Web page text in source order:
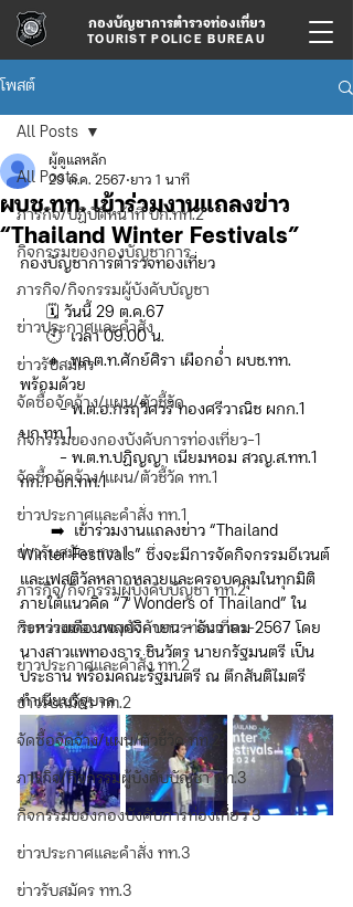
กองบัญชาการตำรวจท่องเที่ยว
TOURIST POLICE BUREAU
โพสต์
All Posts
ภารกิจ/ปฏิบัติหน้าที่ บก.ทท.2
กิจกรรมของกองบัญชาการ
ภารกิจ/กิจกรรมผู้บังคับบัญชา
ข่าวประกาศและคำสั่ง
ข่าวรับสมัคร
จัดซื้อจัดจ้าง/แผน/ตัวชี้วัด
กิจกรรมของกองบังคับการท่องเที่ยว-1
จัดซื้อจัดจ้าง/แผน/ตัวชี้วัด ทท.1
ข่าวประกาศและคำสั่ง ทท.1
ข่าวรับสมัคร ทท.1
ภารกิจ/กิจกรรมผู้บังคับบัญชา ทท.2
กิจกรรมของกองบังคับการท่องเที่ยว-2
ข่าวประกาศและคำสั่ง ทท.2
ข่าวรับสมัคร ทท.2
จัดซื้อจัดจ้าง/แผน/ตัวชี้วัด ทท.2
ภารกิจ/กิจกรรมผู้บังคับบัญชา ทท.3
กิจกรรมของกองบังคับการท่องเที่ยว 3
ข่าวประกาศและคำสั่ง ทท.3
ข่าวรับสมัคร ทท.3
All Posts
ผบช.ทท. เข้าร่วมงานแถลงข่าว
“Thailand Winter Festivals”
ผู้ดูแลหลัก
29 ต.ค. 2567 ยาว 1 นาที
กองบัญชาการตำรวจท่องเที่ยว
      🗓️ วันนี้ 29 ต.ค.67
      🕙  เวลา 09.00 น.
      🔸  พล.ต.ท.ศักย์ศิรา เผือกอ่ำ ผบช.ทท.
พร้อมด้วย
         - พ.ต.อ.กรฤวิศวร์ ทองศรีวาณิช ผกก.1
บก.ทท.1
กก.1 บก.ทท.1
Winter Festivals” ซึ่งจะมีการจัดกิจกรรมอีเวนต์
และเฟสติวัลหลากหลายและครอบคลุมในทุกมิติ
ภายใต้แนวคิด “7 Wonders of Thailand” ใน
ระหว่างเดือนพฤศจิกายน - ธันวาคม 2567 โดย
นางสาวแพทองธาร ชินวัตร นายกรัฐมนตรี เป็น
ประธาน พร้อมคณะรัฐมนตรี ณ ตึกสันติไมตรี
ทำเนียบรัฐบาล